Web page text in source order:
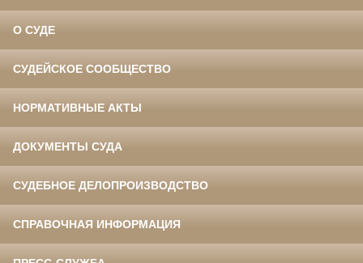
О СУДЕ
СУДЕЙСКОЕ СООБЩЕСТВО
НОРМАТИВНЫЕ АКТЫ
ДОКУМЕНТЫ СУДА
СУДЕБНОЕ ДЕЛОПРОИЗВОДСТВО
СПРАВОЧНАЯ ИНФОРМАЦИЯ